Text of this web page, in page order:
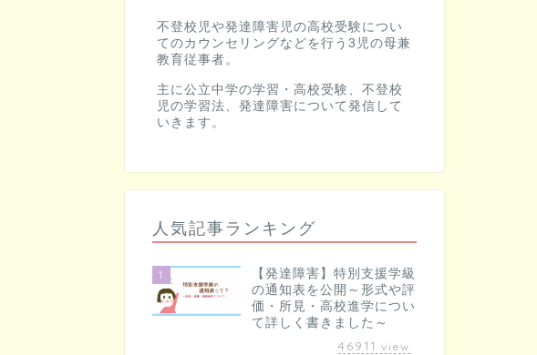
不登校児や発達障害児の高校受験につい
てのカウンセリングなどを行う3児の母兼
教育従事者。
主に公立中学の学習・高校受験、不登校
児の学習法、発達障害について発信して
いきます。
人気記事ランキング
1
【発達障害】特別支援学級
の通知表を公開～形式や評
価・所見・高校進学につい
て詳しく書きました～
46911 view